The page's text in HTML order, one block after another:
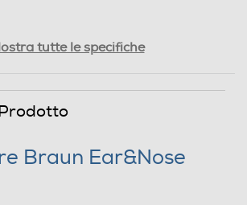
del prodotto
tutte le specifiche
Braun Ear&Nose